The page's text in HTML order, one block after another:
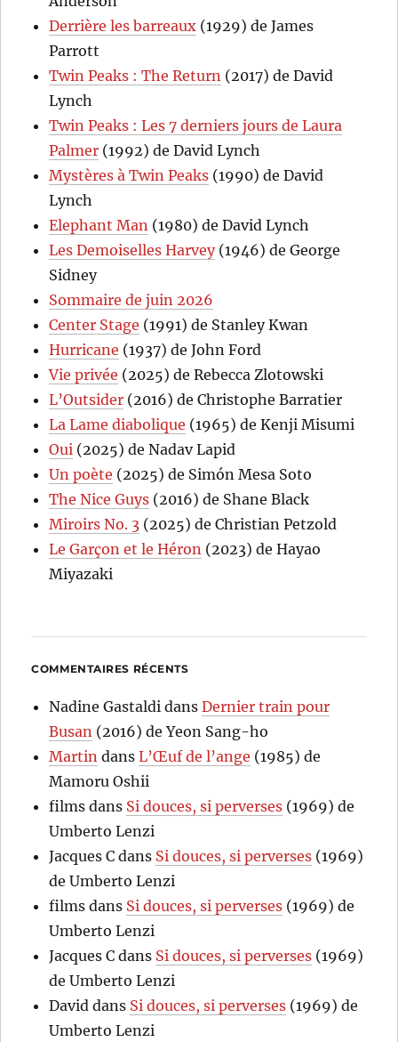
Derrière les barreaux (1929) de James
Parrott
Twin Peaks : The Return (2017) de David
Lynch
Twin Peaks : Les 7 derniers jours de Laura
Palmer (1992) de David Lynch
Mystères à Twin Peaks (1990) de David
Lynch
Elephant Man (1980) de David Lynch
Les Demoiselles Harvey(1946) de George
Sidney
Sommaire de juin 2026
Center Stage (1991) de Stanley Kwan
Hurricane (1937) de John Ford
Vie privée (2025) de Rebecca Zlotowski
L’Outsider (2016) de Christophe Barratier
La Lame diabolique (1965) de Kenji Misumi
Oui (2025) de Nadav Lapid
Un poète (2025) de Simón Mesa Soto
The Nice Guys (2016) de Shane Black
Miroirs No. 3 (2025) de Christian Petzold
Le Garçon et le Héron (2023) de Hayao
Miyazaki
COMMENTAIRES RÉCENTS
Nadine Gastaldi dansDernier train pour
Busan (2016) de Yeon Sang-ho
Martin dansL’Œuf de l’ange (1985) de
Mamoru Oshii
films dans Si douces, si perverses (1969) de
Umberto Lenzi
Jacques C dans Si douces, si perverses (1969)
de Umberto Lenzi
films dans Si douces, si perverses (1969) de
Umberto Lenzi
Jacques C dans Si douces, si perverses (1969)
de Umberto Lenzi
David dans Si douces, si perverses (1969) de
Umberto Lenzi